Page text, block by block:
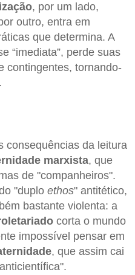
, por um lado,
outro, entra em
que determina. A
“imediata”, perde suas
contingentes, tornando-
consequências da leitura
marxista, que
de "companheiros".
"duplo ethos" antitético,
bastante violenta: a
corta o mundo
impossível pensar em
, que assim cai